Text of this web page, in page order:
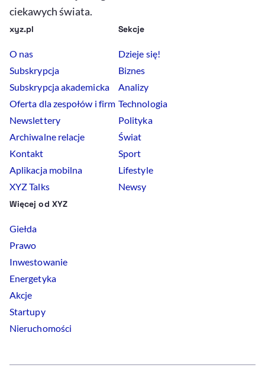
ciekawych świata.
xyz.pl
O nas
Subskrypcja
Subskrypcja akademicka
Oferta dla zespołów i firm
Newslettery
Archiwalne relacje
Kontakt
Aplikacja mobilna
XYZ Talks
Sekcje
Dzieje się!
Biznes
Analizy
Technologia
Polityka
Świat
Sport
Lifestyle
Newsy
Więcej od XYZ
Giełda
Prawo
Inwestowanie
Energetyka
Akcje
Startupy
Nieruchomości